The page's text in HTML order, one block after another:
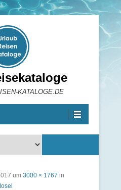
KATALOGE.DE
um 3000 × 1767 in